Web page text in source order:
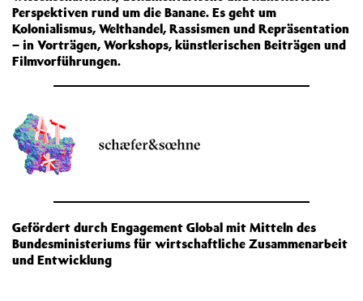
Perspektiven rund um die Banane. Es geht um
Kolonialismus, Welthandel, Rassismen und Repräsentation
– in Vorträgen, Workshops, künstlerischen Beiträgen und
Filmvorführungen.
Gefördert durch Engagement Global mit Mitteln des
Bundesministeriums für wirtschaftliche Zusammenarbeit
und Entwicklung